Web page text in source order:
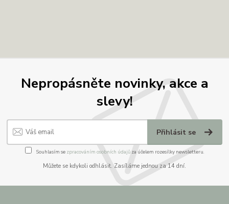
Nepropásněte novinky, akce a
slevy!
Přihlásit se
Souhlasím se zpracováním osobních údajůza účelem rozesílky newsletteru.
Můžete se kdykoli odhlásit. Zasíláme jednou za 14 dní.